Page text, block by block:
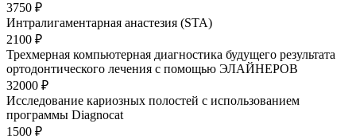
3750 ₽
Интралигаментарная анастезия (STA)
2100 ₽
Трехмерная компьютерная диагностика будущего результата
ортодонтического лечения с помощью ЭЛАЙНЕРОВ
32000 ₽
Исследование кариозных полостей с использованием
программы Diagnocat
1500 ₽